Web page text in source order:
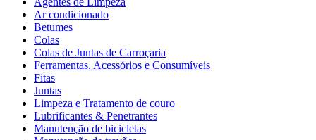
Ar condicionado
Betumes
Colas
Colas de Juntas de Carroçaria
Ferramentas, Acessórios e Consumíveis
Fitas
Juntas
Limpeza e Tratamento de couro
Lubrificantes & Penetrantes
Manutenção de bicicletas